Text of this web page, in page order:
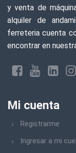
FERPAK
INGCO
HORWING
FISCHER
ANEMI
ASSIST
y venta de
alquiler de
ferreteria cuenta
encontrar en
Mi cuenta
Registrarme
Ingresar a mi